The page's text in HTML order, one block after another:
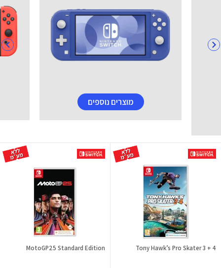
מוצרים נוספים
Tony Hawk’s Pro Skater 3 + 4
MotoGP25 Standard Edition